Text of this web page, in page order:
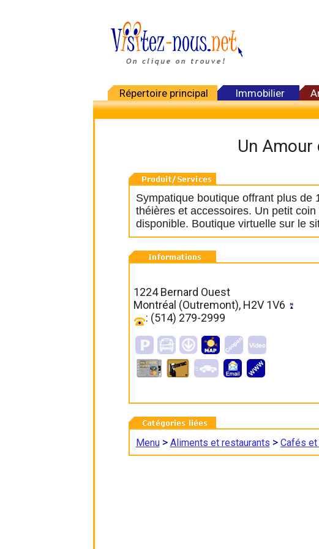
Répertoire principal Immobilier
Un
Sympatique boutique offrant plus de
théières et accessoires. Un petit
disponible. Boutique virtuelle sur le
1224 Bernard Ouest
Montréal (Outremont), H2V 1V6
: (514) 279-2999
Menu> Aliments et restaurants > Cafés